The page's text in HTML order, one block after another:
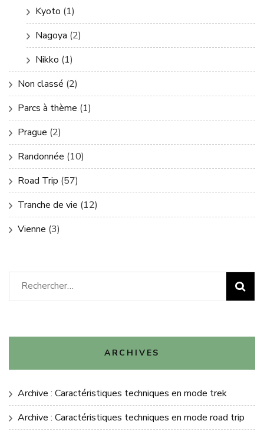
Kyoto (1)
Nagoya (2)
Nikko (1)
Non classé (2)
Parcs à thème (1)
Prague (2)
Randonnée (10)
Road Trip (57)
Tranche de vie (12)
Vienne (3)
Rechercher :
ARCHIVES
Archive : Caractéristiques techniques en mode trek
Archive : Caractéristiques techniques en mode road trip